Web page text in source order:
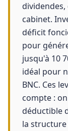
cabinet.
déficit
pour
jusqu'à 10
idéal pour
BNC. Ces
compte :
déductible
la structure